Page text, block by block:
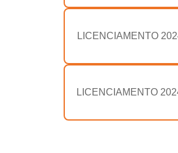
LICENCIAMENTO
LICENCIAMENTO